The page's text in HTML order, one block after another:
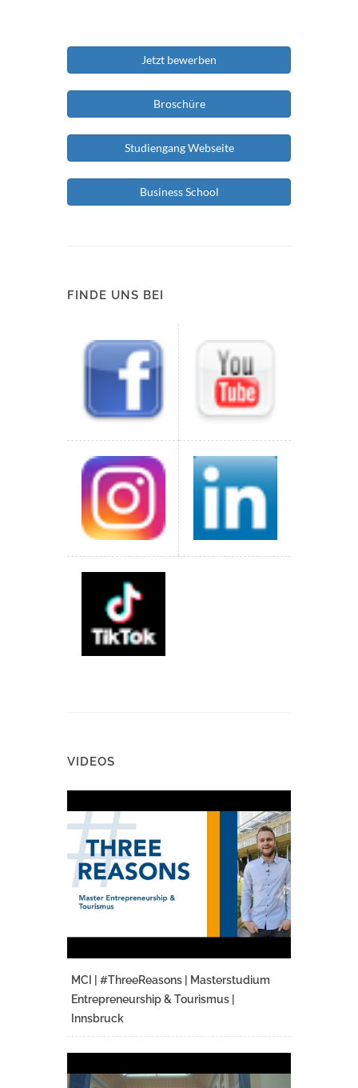
Jetzt bewerben
Broschüre
Studiengang Webseite
Business School
FINDE UNS BEI
VIDEOS
MCI | #ThreeReasons | Masterstudium
Entrepreneurship & Tourismus |
Innsbruck